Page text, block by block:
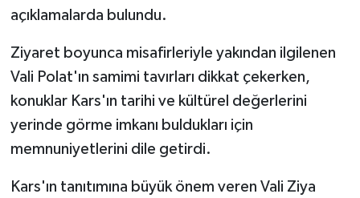
açıklamalarda bulundu.
Ziyaret boyunca misafirleriyle yakından ilgilenen
Vali Polat'ın samimi tavırları dikkat çekerken,
konuklar Kars'ın tarihi ve kültürel değerlerini
yerinde görme imkanı buldukları için
memnuniyetlerini dile getirdi.
Kars'ın tanıtımına büyük önem veren Vali Ziya
ÜLKE GÜNDEMİ
YAŞAM
YEREL
Yerel Haberler